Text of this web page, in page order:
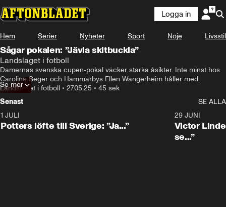
Logga in
Hem Serier Nyheter Sport Nöje Livsstil
Sågar pokalen: ”Jävla skitbuckla”
Landslaget i fotboll
Damernas svenska cupen-pokal väcker starka åsikter. Inte minst hos
Caroline Seger och Hammarbys Ellen Wangerheim håller med.
Landslaget i fotboll • 27.05.25 • 45 sek
Se mer
Senast
SE ALLA
1 JULI
Potters löfte till Sverige: ”Ja...”
29 JUNI
Victor
se...”